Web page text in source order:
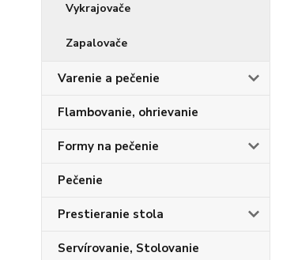
Vykrajovače
Zapalovače
Varenie a pečenie
Flambovanie, ohrievanie
Formy na pečenie
Pečenie
Prestieranie stola
Servírovanie, Stolovanie